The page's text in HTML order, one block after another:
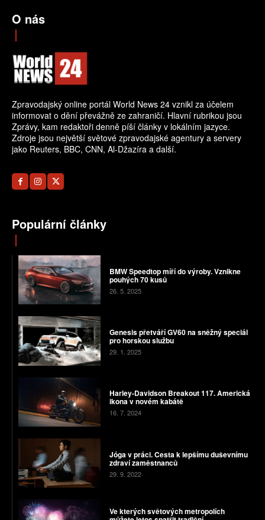
O nás
Zpravodajský online portál World News 24 vznikl za účelem
informovat o dění převážně ze zahraničí. Hlavní rubrikou jsou
Zprávy, kam redaktoři denně píší články v lokálním jazyce.
Zdroje jsou největší světové zpravodajské agentury a servery
jako Reuters, BBC, CNN, Al-Džazíra a další.
Populární články
BMW Speedtop míří do výroby. Vznikne
pouhých 70 kusů
26. 5. 2025
Genesis přetváří GV60 na sněžný speciál
pro horskou službu
29. 1. 2025
Harley-Davidson Breakout 117. Americká
ikona v novém kabátě
16. 7. 2024
Jóga v práci. Cesta k lepšímu duševnímu
zdraví zaměstnanců
29. 9. 2022
Ve kterých světových metropolích